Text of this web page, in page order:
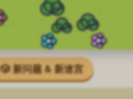
🎲 新问题 & 新迷宫